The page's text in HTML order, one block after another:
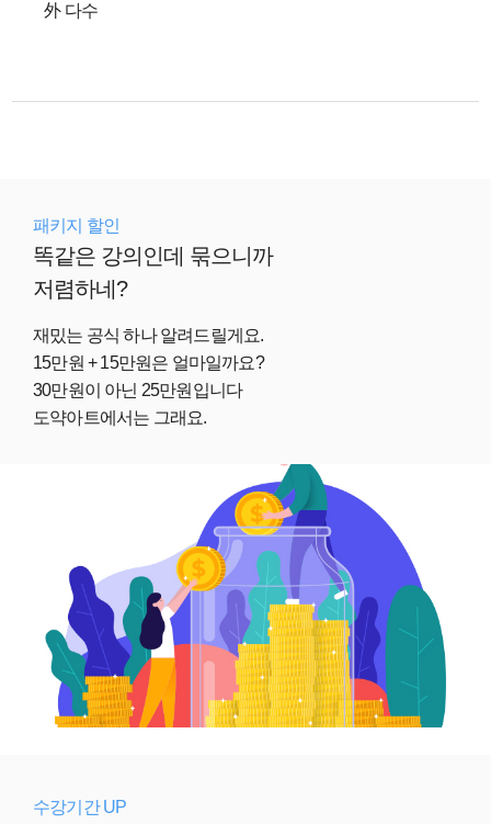
外 다수
패키지 할인
똑같은 강의인데 묶으니까
저렴하네?
재밌는 공식 하나 알려드릴게요.
15만원 + 15만원은 얼마일까요?
30만원이 아닌 25만원입니다
도약아트에서는 그래요.
수강기간 UP